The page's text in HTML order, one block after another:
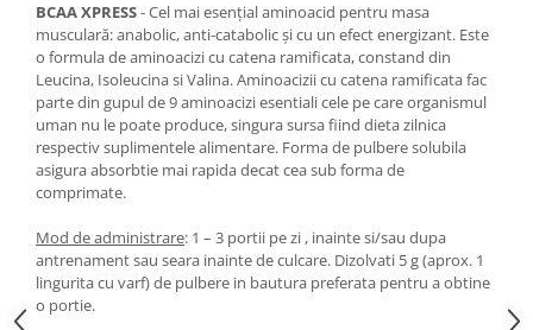
BCAA XPRESS- Cel mai esenţial aminoacid pentru masa
musculară: anabolic, anti-catabolic şi cu un efect energizant. Este
o formula de aminoacizi cu catena ramificata, constand din
Leucina, Isoleucina si Valina. Aminoacizii cu catena ramificata fac
parte din gupul de 9 aminoacizi esentiali cele pe care organismul
uman nu le poate produce, singura sursa fiind dieta zilnica
respectiv suplimentele alimentare. Forma de pulbere solubila
asigura absorbtie mai rapida decat cea sub forma de
comprimate.
Mod de administrare: 1 – 3 portii pe zi , inainte si/sau dupa
antrenament sau seara inainte de culcare. Dizolvati 5 g (aprox. 1
lingurita cu varf) de pulbere in bautura preferata pentru a obtine
o portie.